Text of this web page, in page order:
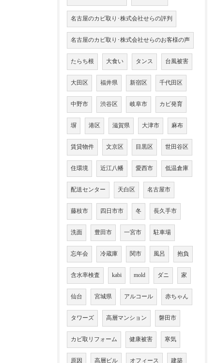
名古屋のカビ取り･株式会社せらの評判
名古屋のカビ取り･株式会社せらのお客様の声
たらち根 大食い タンス 台風被害
大田区 福井県 新宿区 千代田区
中野市 渋谷区 岐阜市 カビ発育
塀 港区 滋賀県 大津市 麻布
賃貸物件 文京区 目黒区 世田谷区
住環境 近江八幡 愛西市 低温倉庫
配送センター 天白区 名古屋市
藤枝市 四日市市 冬 長久手市
洗面 豊田市 一宮市 駐車場
忘年会 冷蔵庫 関市 風呂 抱負
含水率検査 kabi mold ダニ 家
仙台 宮城県 アルコール 赤ちゃん
タワーズ 高層マンション 磐田市
カビ取リフォーム 健康被害 寒気
原因 高層ビル オフィース 建築